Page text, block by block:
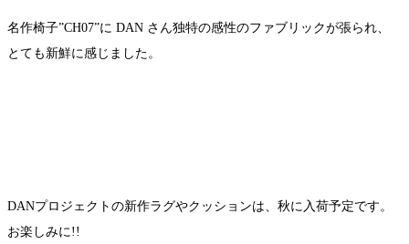
名作椅子”CH07”に DAN さん独特の感性のファブリックが張られ、
とても新鮮に感じました。
DANプロジェクトの新作ラグやクッションは、秋に入荷予定です。
お楽しみに!!